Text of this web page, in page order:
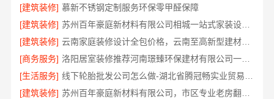
[建筑装修] 慕新不锈钢定制服务环保零甲醛保障
[建筑装修]
苏州百年豪庭新材料有限公司相城一站式家装设计价
[建筑装修]
云南家庭装修设计全包价格，云南至高新型建材有限公司
[商务服务]
洛阳居室装修推荐河南璟臻环保建材有限公司一站式服务
[生活服务]
[建筑装修]